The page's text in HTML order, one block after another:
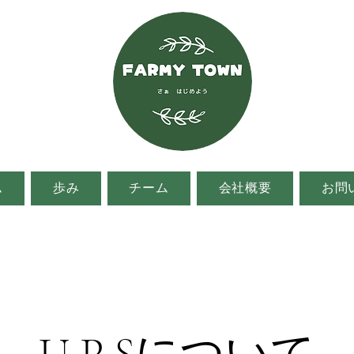
歩み チーム 会社概要 お問